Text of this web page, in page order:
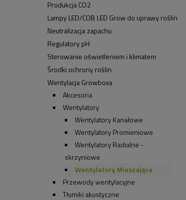
Produkcja CO2
Lampy LED/COB LED Grow do uprawy roślin
Neutralizacja zapachu
Regulatory pH
Sterowanie oświetleniem i klimatem
Środki ochrony roślin
Wentylacja Growboxa
Akcesoria
Wentylatory
Wentylatory Kanałowe
Wentylatory Promieniowe
Wentylatory Radialne -
skrzyniowe
Wentylatory Mieszające
Przewody wentylacyjne
Tłumiki akustyczne